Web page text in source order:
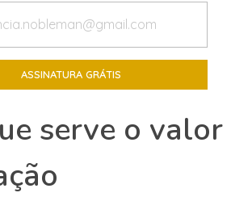
serve o valor